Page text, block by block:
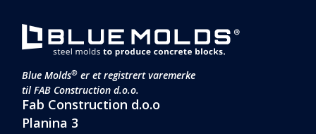
Blue Molds® er et registrert varemerke
til FAB Construction d.o.o.
Fab Construction d.o.o
Planina 3